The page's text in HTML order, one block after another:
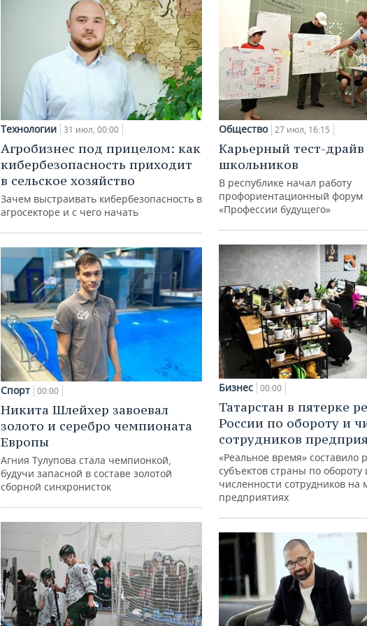
Технологии 31 июл, 00:00
Агробизнес под прицелом: как
кибербезопасность приходит
в сельское хозяйство
Зачем выстраивать кибербезопасность в
агросекторе и с чего начать
Спорт 00:00
Никита Шлейхер завоевал
золото и серебро чемпионата
Европы
Агния Тулупова стала чемпионкой,
будучи запасной в составе золотой
сборной синхронисток
Общество 27 июл, 16:15
Карьерный тест-драйв
школьников
В республике начал работу
профориентационный форум
«Профессии будущего»
Бизнес 00:00
Татарстан в пятерке
России по обороту и
сотрудников
«Реальное время» составило
субъектов страны по обороту
численности сотрудников на
предприятиях